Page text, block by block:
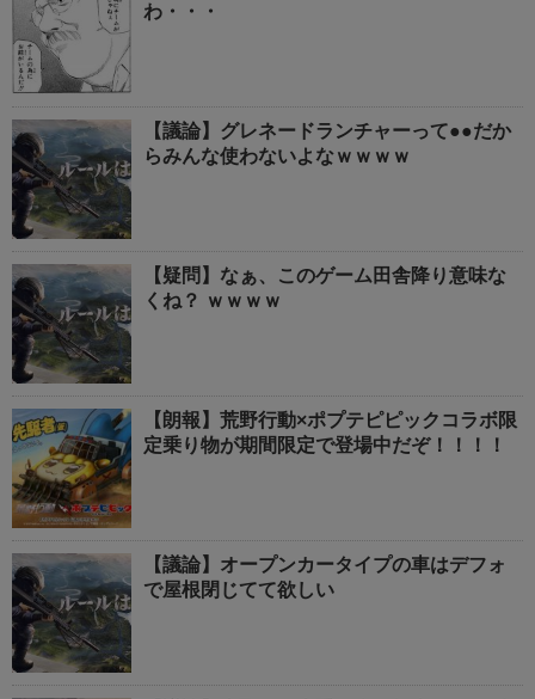
わ・・・
【議論】グレネードランチャーって●●だか
らみんな使わないよなｗｗｗｗ
【疑問】なぁ、このゲーム田舎降り意味な
くね？ ｗｗｗｗ
【朗報】荒野行動×ポプテピピックコラボ限
定乗り物が期間限定で登場中だぞ！！！！
【議論】オープンカータイプの車はデフォ
で屋根閉じてて欲しい